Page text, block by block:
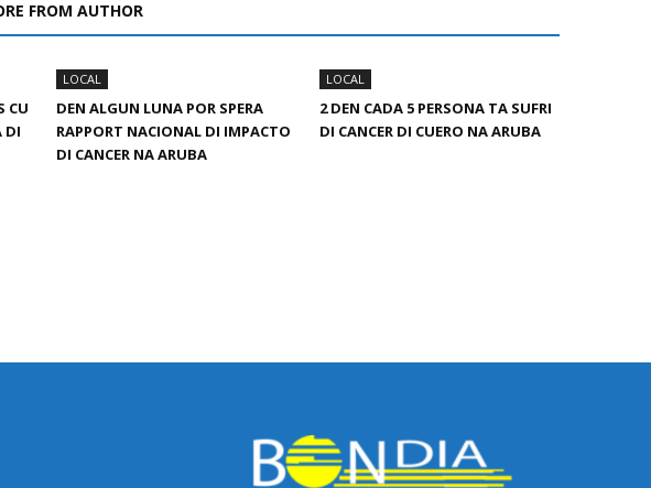
FROM AUTHOR
CU
DI
LOCAL
DEN ALGUN LUNA POR SPERA
RAPPORT NACIONAL DI IMPACTO
DI CANCER NA ARUBA
LOCAL
2 DEN CADA 5 PERSONA TA SUFRI
DI CANCER DI CUERO NA ARUBA